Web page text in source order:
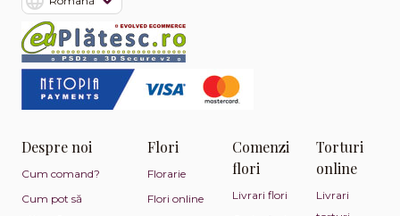
Despre noi
Cum comand?
Cum pot să
Flori
Florarie
Flori online
Comenzi
flori
Livrari flori
Torturi
online
Livrari